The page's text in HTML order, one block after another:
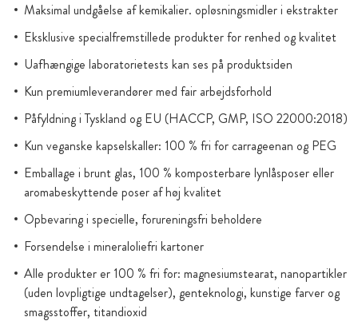
Maksimal undgåelse af kemikalier. opløsningsmidler i ekstrakter
Eksklusive specialfremstillede produkter for renhed og kvalitet
Uafhængige laboratorietests kan ses på produktsiden
Kun premiumleverandører med fair arbejdsforhold
Påfyldning i Tyskland og EU (HACCP, GMP, ISO 22000:2018)
Kun veganske kapselskaller: 100 % fri for carrageenan og PEG
Emballage i brunt glas, 100 % komposterbare lynlåsposer eller
aromabeskyttende poser af høj kvalitet
Opbevaring i specielle, forureningsfri beholdere
Forsendelse i mineraloliefri kartoner
Alle produkter er 100 % fri for: magnesiumstearat, nanopartikler
(uden lovpligtige undtagelser), genteknologi, kunstige farver og
smagsstoffer, titandioxid